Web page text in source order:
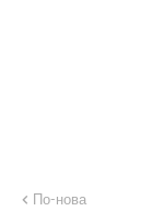
По-нова